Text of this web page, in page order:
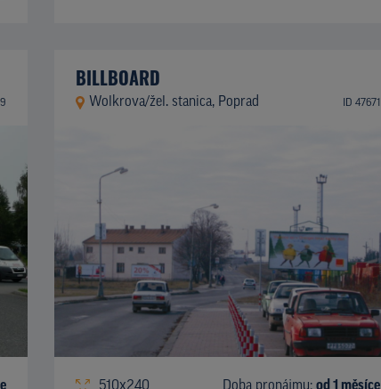
BILLBOARD
Wolkrova/žel. stanica, Poprad ID 47671